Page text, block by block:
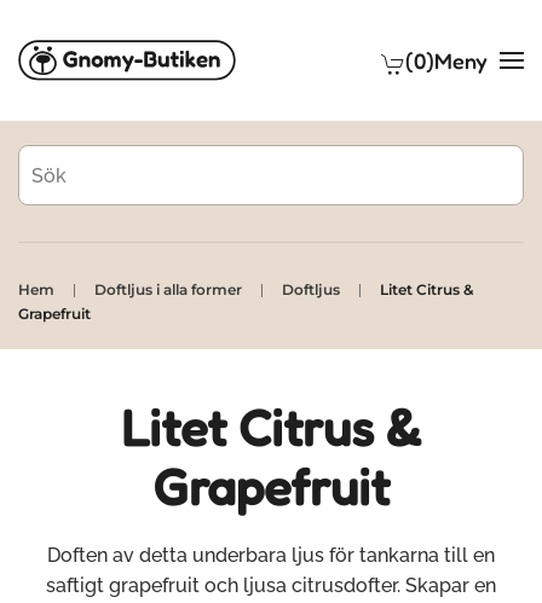
Skip to main content (0)Meny
Hem Doftljus i alla former Doftljus
Litet Citrus &
Grapefruit
Litet Citrus &
Grapefruit
Doften av detta underbara ljus för tankarna till en
saftigt grapefruit och ljusa citrusdofter. Skapar en